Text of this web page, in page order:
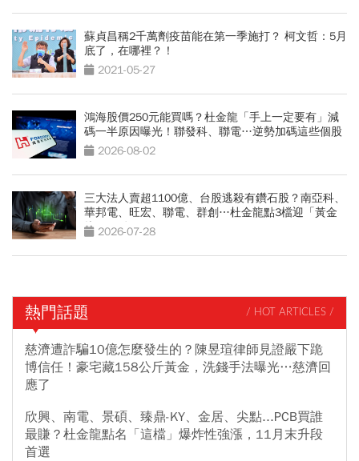
蘇貞昌稱2千萬劑疫苗能在第一季施打？ 柯文哲：5月
底了，在哪裡？！
2021-05-27
鴻海股價250元能買嗎？杜金龍「手上一定要有」減
碼一半原因曝光！聯發科、聯電…逆勢加碼這些個股
2026-08-02
三大法人賣超1100億、台股逃殺有鑽石股？南亞科、
華邦電、旺宏、聯電、群創…杜金龍點3檔迎「黃金
坑」買點
2026-07-28
熱門話題 / HOT ARTICLES /
慈濟遭詐騙10億怎麼發生的？陳昱瑄律師見證嚴下跪
博信任！豪宅藏158公斤黃金，洗錢手法曝光…慈濟回
應了
欣興、南電、景碩、臻鼎-KY、金居、尖點...PCB買誰
最賺？杜金龍點名「這檔」爆炸性強漲，11月末升段
首選